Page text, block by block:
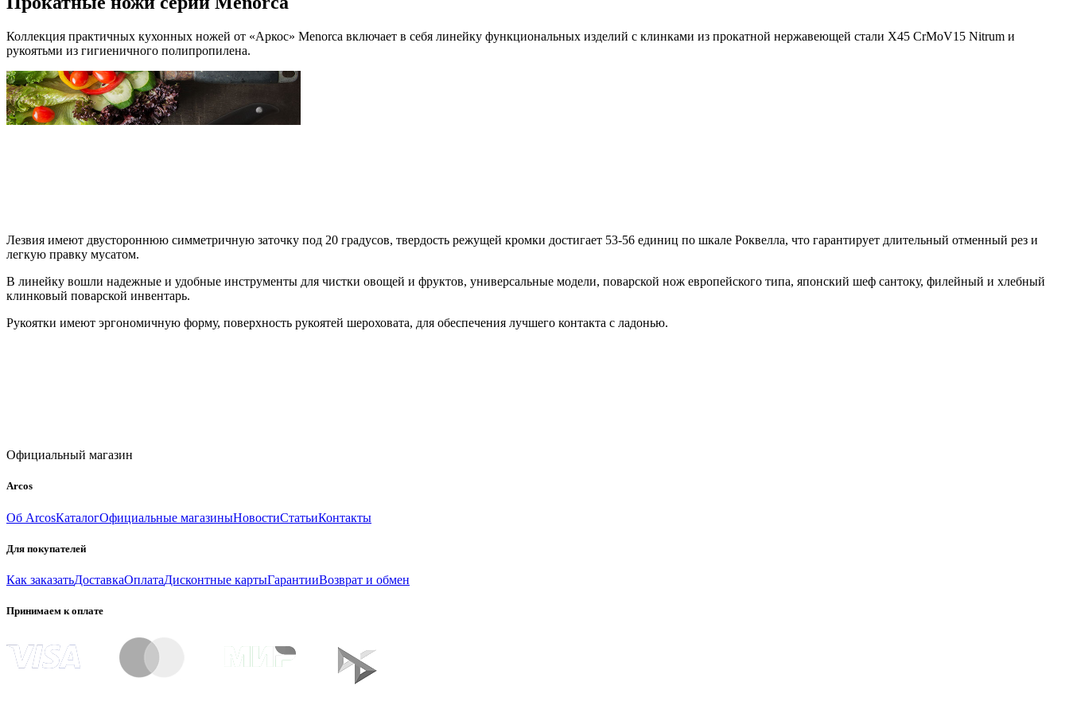
Коллекция практичных кухонных ножей от «Аркос» Menorca включает в себя линейку функциональных изделий с клинками из прокатной нержавеющей стали X45 CrMoV15 Nitrum и
рукоятьми из гигиеничного полипропилена.
Лезвия имеют двустороннюю симметричную заточку под 20 градусов, твердость режущей кромки достигает 53-56 единиц по шкале Роквелла, что гарантирует длительный отменный рез и
легкую правку мусатом.
В линейку вошли надежные и удобные инструменты для чистки овощей и фруктов, универсальные модели, поварской нож европейского типа, японский шеф сантоку, филейный и хлебный
клинковый поварской инвентарь.
Рукоятки имеют эргономичную форму, поверхность рукоятей шероховата, для обеспечения лучшего контакта с ладонью.
Официальный магазин
Arcos
Об ArcosКаталогОфициальные магазиныНовостиСтатьиКонтакты
Для покупателей
Как заказатьДоставкаОплатаДисконтные картыГарантииВозврат и обмен
Принимаем к оплате